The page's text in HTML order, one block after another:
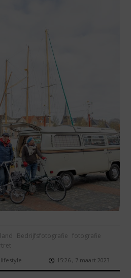
Bedrijfsfotografie fotografie
lifestyle 15:26 , 7 maart 2023